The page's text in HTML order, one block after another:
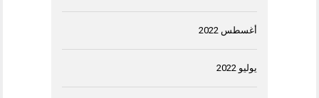
أغسطس 2022
يوليو 2022